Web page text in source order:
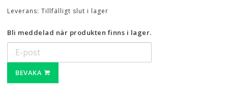
Leverans: Tillfälligt slut i lager
Bli meddelad när produkten finns i lager.
BEVAKA